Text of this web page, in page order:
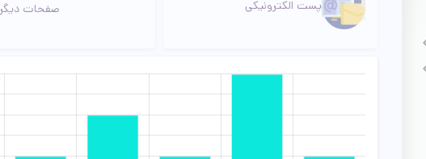
پست الکترونیکی
لینک دوم
لینک سوم صفحات دیگر